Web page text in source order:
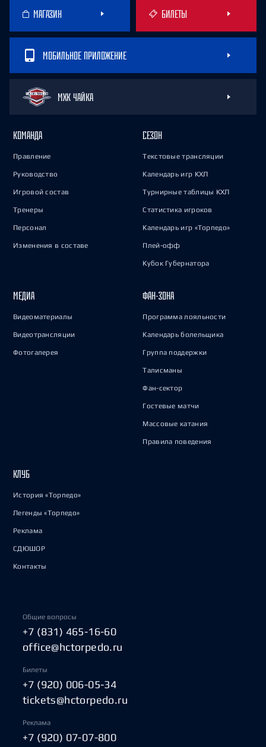
МАГАЗИН БИЛЕТЫ
МОБИЛЬНОЕ ПРИЛОЖЕНИЕ
МХК ЧАЙКА
КОМАНДА
Правление
Руководство
Игровой состав
Тренеры
Персонал
Изменения в составе
СЕЗОН
Текстовые трансляции
Календарь игр КХЛ
Турнирные таблицы КХЛ
Статистика игроков
Календарь игр «Торпедо»
Плей-офф
Кубок Губернатора
МЕДИА
Видеоматериалы
Видеотрансляции
Фотогалерея
ФАН-ЗОНА
Программа лояльности
Календарь болельщика
Группа поддержки
Талисманы
Фан-сектор
Гостевые матчи
Массовые катания
Правила поведения
КЛУБ
История «Торпедо»
Легенды «Торпедо»
Реклама
СДЮШОР
Контакты
Общие вопросы
+7 (831) 465-16-60
office@hctorpedo.ru
Билеты
+7 (920) 006-05-34
tickets@hctorpedo.ru
Реклама
+7 (920) 07-07-800